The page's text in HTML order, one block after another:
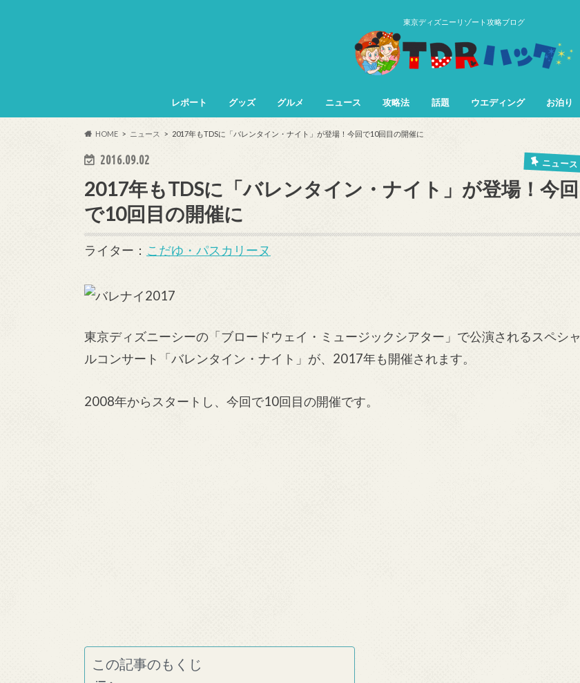
東京ディズニーリゾート攻略ブログ
レポート グッズ グルメ ニュース 攻略法 話題 ウエディング お泊り
HOME ニュース 2017年もTDSに「バレンタイン・ナイト」が登場！今回で10回目の開催に
2016.09.02 ニュース
2017年もTDSに「バレンタイン・ナイト」が登場！今回
で10回目の開催に
ライター： こだゆ・パスカリーヌ
東京ディズニーシーの「ブロードウェイ・ミュージックシアター」で公演されるスペシャ
ルコンサート「バレンタイン・ナイト」が、2017年も開催されます。
2008年からスタートし、今回で10回目の開催です。
この記事のもくじ